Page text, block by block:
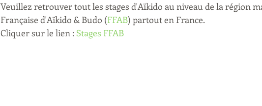
Veuillez retrouver tout les stages d'Aïkido au niveau de la région
Française d'Aïkido & Budo (FFAB) partout en France.
Cliquer sur le lien : Stages FFAB